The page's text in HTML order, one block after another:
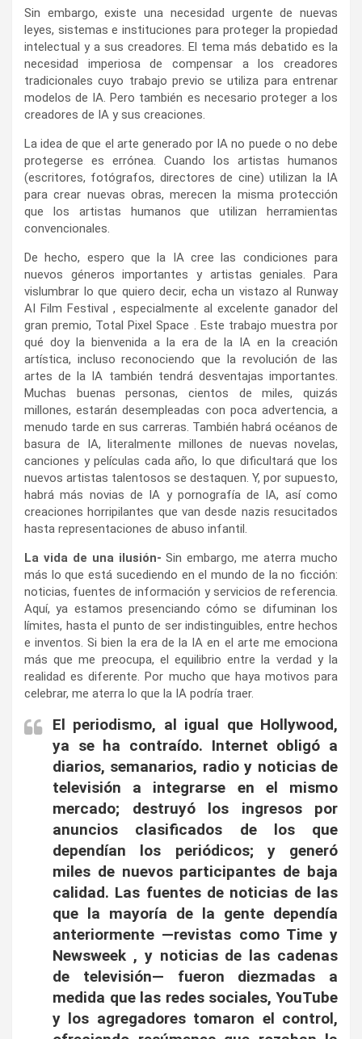
Sin embargo, existe una necesidad urgente de nuevas
leyes, sistemas e instituciones para proteger la propiedad
intelectual y a sus creadores. El tema más debatido es la
necesidad imperiosa de compensar a los creadores
tradicionales cuyo trabajo previo se utiliza para entrenar
modelos de IA. Pero también es necesario proteger a los
creadores de IA y sus creaciones.
La idea de que el arte generado por IA no puede o no debe
protegerse es errónea. Cuando los artistas humanos
(escritores, fotógrafos, directores de cine) utilizan la IA
para crear nuevas obras, merecen la misma protección
que los artistas humanos que utilizan herramientas
convencionales.
De hecho, espero que la IA cree las condiciones para
nuevos géneros importantes y artistas geniales. Para
vislumbrar lo que quiero decir, echa un vistazo al Runway
AI Film Festival , especialmente al excelente ganador del
gran premio, Total Pixel Space . Este trabajo muestra por
qué doy la bienvenida a la era de la IA en la creación
artística, incluso reconociendo que la revolución de las
artes de la IA también tendrá desventajas importantes.
Muchas buenas personas, cientos de miles, quizás
millones, estarán desempleadas con poca advertencia, a
menudo tarde en sus carreras. También habrá océanos de
basura de IA, literalmente millones de nuevas novelas,
canciones y películas cada año, lo que dificultará que los
nuevos artistas talentosos se destaquen. Y, por supuesto,
habrá más novias de IA y pornografía de IA, así como
creaciones horripilantes que van desde nazis resucitados
hasta representaciones de abuso infantil.
La vida de una ilusión- Sin embargo, me aterra mucho
más lo que está sucediendo en el mundo de la no ficción:
noticias, fuentes de información y servicios de referencia.
Aquí, ya estamos presenciando cómo se difuminan los
límites, hasta el punto de ser indistinguibles, entre hechos
e inventos. Si bien la era de la IA en el arte me emociona
más que me preocupa, el equilibrio entre la verdad y la
realidad es diferente. Por mucho que haya motivos para
celebrar, me aterra lo que la IA podría traer.
El periodismo, al igual que Hollywood,
ya se ha contraído. Internet obligó a
diarios, semanarios, radio y noticias de
televisión a integrarse en el mismo
mercado; destruyó los ingresos por
anuncios clasificados de los que
dependían los periódicos; y generó
miles de nuevos participantes de baja
calidad. Las fuentes de noticias de las
que la mayoría de la gente dependía
anteriormente —revistas como Time y
Newsweek , y noticias de las cadenas
de televisión— fueron diezmadas a
medida que las redes sociales, YouTube
y los agregadores tomaron el control,